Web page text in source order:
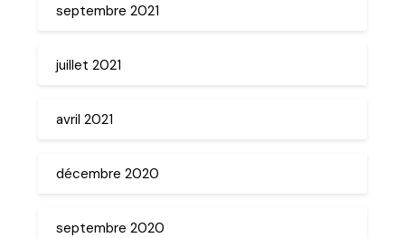
septembre 2021
juillet 2021
avril 2021
décembre 2020
septembre 2020